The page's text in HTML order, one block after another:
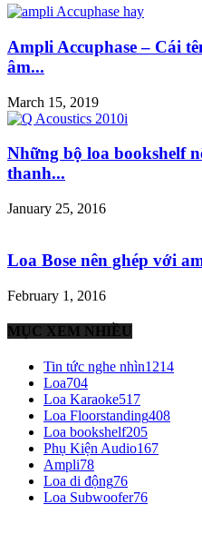
Ampli Accuphase – Cái
âm...
March 15, 2019
Những bộ loa bookshelf
thanh...
January 25, 2016
Loa Bose nên ghép với
February 1, 2016
MỤC XEM NHIỀU
Tin tức nghe nhìn1214
Loa704
Loa Karaoke517
Loa Floorstanding408
Loa bookshelf205
Phụ Kiện Audio167
Ampli78
Loa di động76
Loa Subwoofer76